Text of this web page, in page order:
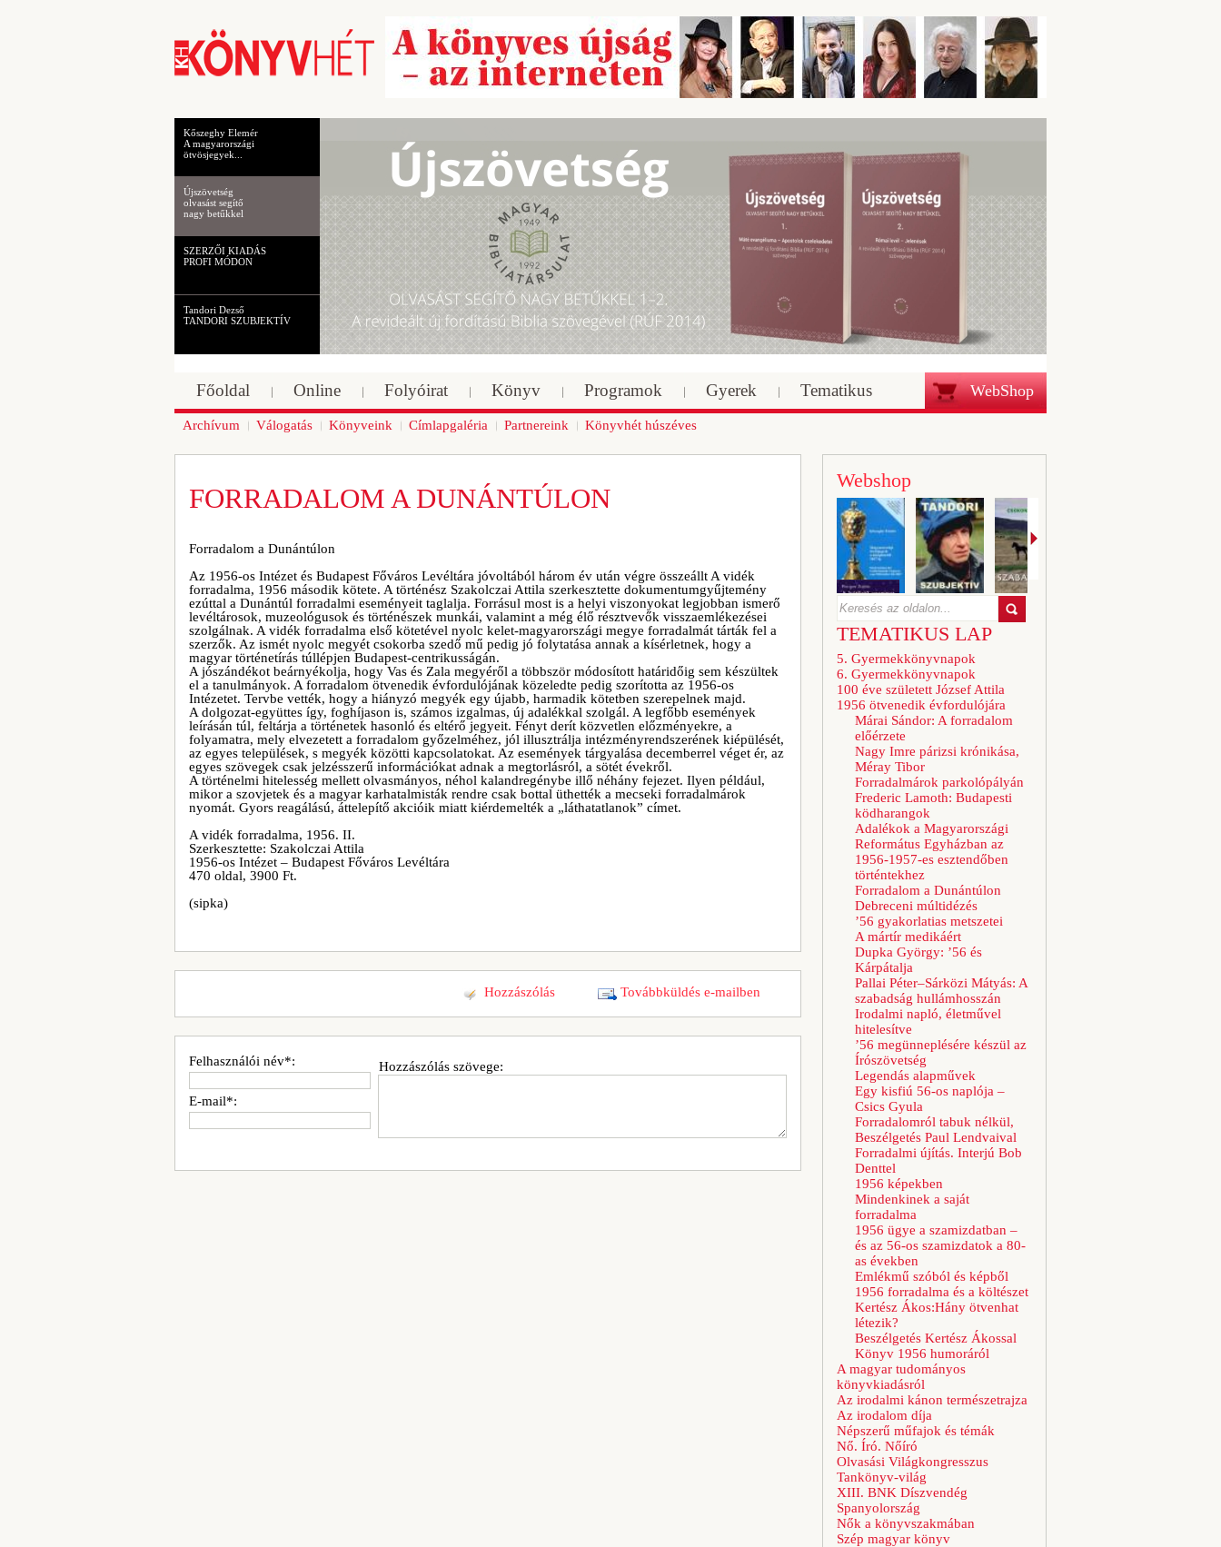
Kőszeghy Elemér
A magyarországi
ötvösjegyek...
Újszövetség
olvasást segítő
nagy betűkkel
SZERZŐI KIADÁS
PROFI MÓDON
Tandori Dezső
TANDORI SZUBJEKTÍV
WebShop
Főoldal Online Folyóirat Könyv Programok Gyerek Tematikus
Archívum Válogatás Könyveink Címlapgaléria Partnereink Könyvhét húszéves
FORRADALOM A DUNÁNTÚLON
Forradalom a Dunántúlon
Az 1956-os Intézet és Budapest Főváros Levéltára jóvoltából három év után végre összeállt A vidék
forradalma, 1956 második kötete. A történész Szakolczai Attila szerkesztette dokumentumgyűjtemény
ezúttal a Dunántúl forradalmi eseményeit taglalja. Forrásul most is a helyi viszonyokat legjobban ismerő
levéltárosok, muzeológusok és történészek munkái, valamint a még élő résztvevők visszaemlékezései
szolgálnak. A vidék forradalma első kötetével nyolc kelet-magyarországi megye forradalmát tárták fel a
szerzők. Az ismét nyolc megyét csokorba szedő mű pedig jó folytatása annak a kísérletnek, hogy a
magyar történetírás túllépjen Budapest-centrikusságán.
A jószándékot beárnyékolja, hogy Vas és Zala megyéről a többször módosított határidőig sem készültek
el a tanulmányok. A forradalom ötvenedik évfordulójának közeledte pedig szorította az 1956-os
Intézetet. Tervbe vették, hogy a hiányzó megyék egy újabb, harmadik kötetben szerepelnek majd.
A dolgozat-együttes így, foghíjason is, számos izgalmas, új adalékkal szolgál. A legfőbb események
leírásán túl, feltárja a történetek hasonló és eltérő jegyeit. Fényt derít közvetlen előzményekre, a
folyamatra, mely elvezetett a forradalom győzelméhez, jól illusztrálja intézményrendszerének kiépülését,
az egyes települések, s megyék közötti kapcsolatokat. Az események tárgyalása decemberrel véget ér, az
egyes szövegek csak jelzésszerű információkat adnak a megtorlásról, a sötét évekről.
A történelmi hitelesség mellett olvasmányos, néhol kalandregénybe illő néhány fejezet. Ilyen például,
mikor a szovjetek és a magyar karhatalmisták rendre csak bottal üthették a mecseki forradalmárok
nyomát. Gyors reagálású, áttelepítő akcióik miatt kiérdemelték a „láthatatlanok” címet.
A vidék forradalma, 1956. II.
Szerkesztette: Szakolczai Attila
1956-os Intézet – Budapest Főváros Levéltára
470 oldal, 3900 Ft.
(sipka)
Továbbküldés e-mailben
Hozzászólás
Hozzászólás szövege:
Felhasználói név*:
E-mail*:
Webshop
TEMATIKUS LAP
5. Gyermekkönyvnapok
6. Gyermekkönyvnapok
100 éve született József Attila
1956 ötvenedik évfordulójára
Márai Sándor: A forradalom
előérzete
Nagy Imre párizsi krónikása,
Méray Tibor
Forradalmárok parkolópályán
Frederic Lamoth: Budapesti
ködharangok
Adalékok a Magyarországi
Református Egyházban az
1956-1957-es esztendőben
történtekhez
Forradalom a Dunántúlon
Debreceni múltidézés
’56 gyakorlatias metszetei
A mártír medikáért
Dupka György: ’56 és
Kárpátalja
Pallai Péter–Sárközi Mátyás: A
szabadság hullámhosszán
Irodalmi napló, életművel
hitelesítve
’56 megünneplésére készül az
Írószövetség
Legendás alapművek
Egy kisfiú 56-os naplója –
Csics Gyula
Forradalomról tabuk nélkül,
Beszélgetés Paul Lendvaival
Forradalmi újítás. Interjú Bob
Denttel
1956 képekben
Mindenkinek a saját
forradalma
1956 ügye a szamizdatban –
és az 56-os szamizdatok a 80-
as években
Emlékmű szóból és képből
1956 forradalma és a költészet
Kertész Ákos:Hány ötvenhat
létezik?
Beszélgetés Kertész Ákossal
Könyv 1956 humoráról
A magyar tudományos
könyvkiadásról
Az irodalmi kánon természetrajza
Az irodalom díja
Népszerű műfajok és témák
Nő. Író. Nőíró
Olvasási Világkongresszus
Tankönyv-világ
XIII. BNK Díszvendég
Spanyolország
Nők a könyvszakmában
Szép magyar könyv